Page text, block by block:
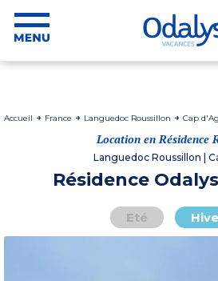
Accueil France Languedoc Roussillon Cap
Location en Résidence
Languedoc Roussillon |
Résidence
Eté